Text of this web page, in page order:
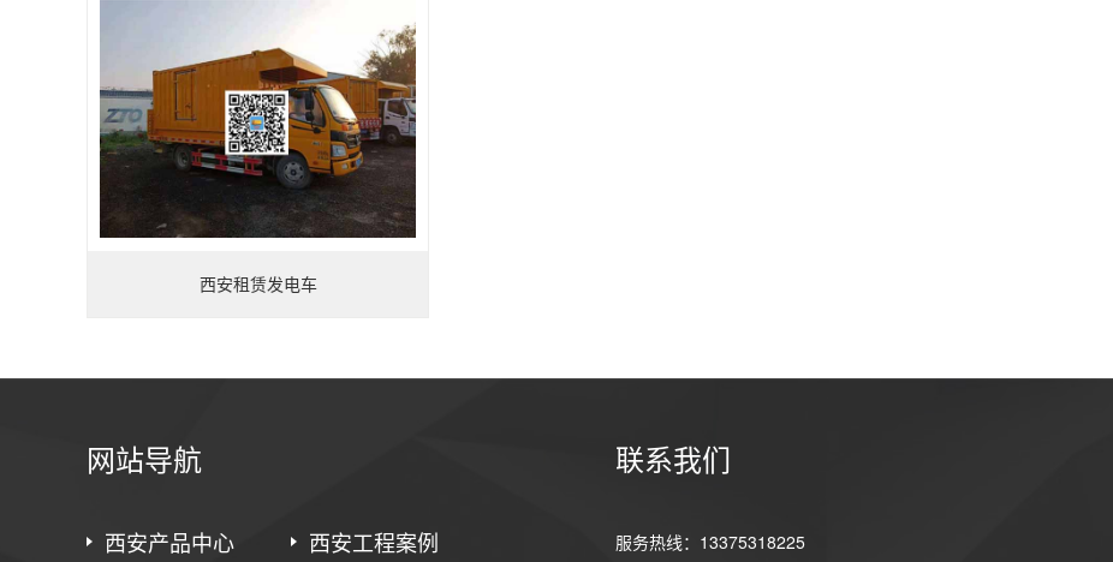
西安租赁发电车
网站导航
西安产品中心 西安工程案例
联系我们
服务热线：13375318225